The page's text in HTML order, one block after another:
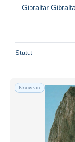
Gibraltar
Statut
Nouveau